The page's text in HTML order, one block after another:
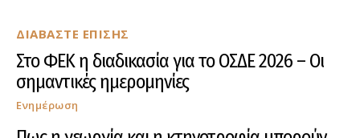
ΔΙΑΒΑΣΤΕ ΕΠΙΣΗΣ
Στο ΦΕΚ η διαδικασία για το ΟΣΔΕ 2026 – Οι
σημαντικές ημερομηνίες
Ενημέρωση